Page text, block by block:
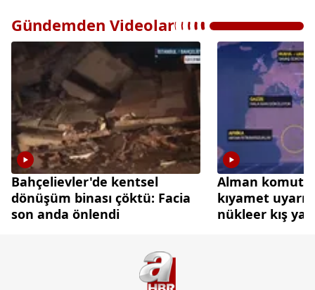
Gündemden Videolar
Bahçelievler'de kentsel
dönüşüm binası çöktü: Facia
son anda önlendi
Alman
kıyamet
nükleer kış